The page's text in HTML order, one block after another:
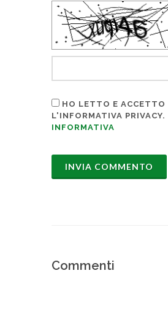
HO LETTO E ACCETTO
L'INFORMATIVA PRIVACY.
INFORMATIVA
Commenti